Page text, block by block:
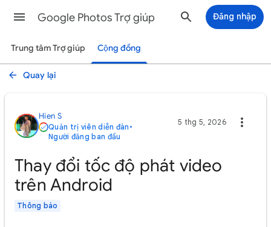
Google Photos Trợ giúp Đăng nhập
Trung tâm Trợ giúp Cộng đồng
Quay lại
Hien S
Quản trị viên diễn đàn •
Người đăng ban đầu
5 thg 5, 2026
Thay đổi tốc độ phát video
trên Android
Thông báo